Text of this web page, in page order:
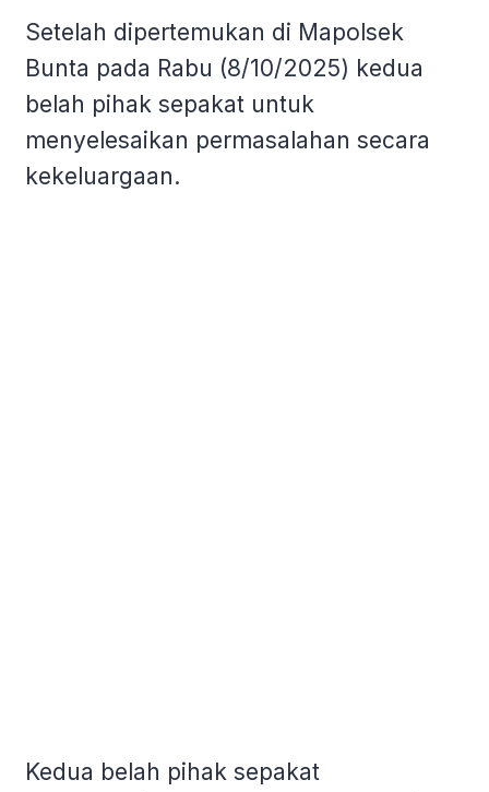
Setelah dipertemukan di Mapolsek
Bunta pada Rabu (8/10/2025) kedua
belah pihak sepakat untuk
menyelesaikan permasalahan secara
kekeluargaan.
Kedua belah pihak sepakat